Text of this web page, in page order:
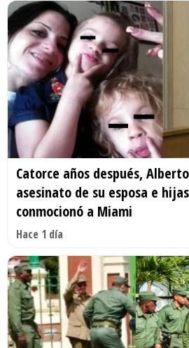
Catorce años después,
asesinato de su esposa e
conmocionó a Miami
Hace 1 día